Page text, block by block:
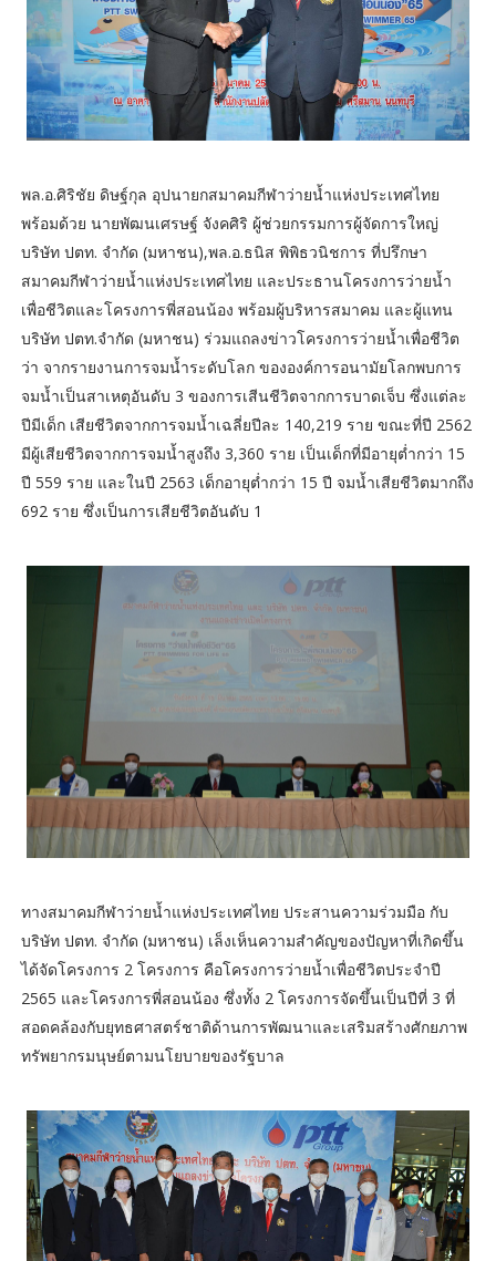
พล.อ.ศิริชัย ดิษฐ์กุล อุปนายกสมาคมกีฬาว่ายน้ำแห่งประเทศไทย
พร้อมด้วย นายพัฒนเศรษฐ์ จังคศิริ ผู้ช่วยกรรมการผู้จัดการใหญ่
บริษัท ปตท. จำกัด (มหาชน),พล.อ.ธนิส พิพิธวนิชการ ที่ปรึกษา
สมาคมกีฬาว่ายน้ำแห่งประเทศไทย และประธานโครงการว่ายน้ำ
เพื่อชีวิตและโครงการพี่สอนน้อง พร้อมผู้บริหารสมาคม และผู้แทน
บริษัท ปตท.จำกัด (มหาชน)​ ร่วมแถลงข่าวโครงการว่ายน้ำเพื่อชีวิต
ว่า จากรายงานการจมน้ำระดับโลก ขององค์การอนามัยโลกพบการ
จมน้ำเป็นสาเหตุอันดับ 3 ของการเสีนชีวิตจากการบาดเจ็บ ซึ่งแต่ละ
ปีมีเด็ก เสียชีวิตจากการจมน้ำเฉลี่ยปีละ 140,219 ราย ขณะที่ปี 2562
มีผู้เสียชีวิตจากการจมน้ำสูงถึง 3,360 ราย เป็นเด็กที่มีอายุต่ำกว่า 15
ปี 559 ราย และในปี 2563 เด็กอายุต่ำกว่า 15 ปี จมน้ำเสียชีวิตมากถึง
692 ราย ซึ่งเป็นการเสียชีวิตอันดับ 1
ทางสมาคมกีฬาว่ายน้ำแห่งประเทศไทย ประสานความร่วมมือ กับ
บริษัท ปตท. จำกัด (มหาชน)​ เล็งเห็นความสำคัญของปัญหาที่เกิดขึ้น
ได้จัดโครงการ 2 โครงการ คือโครงการว่ายน้ำเพื่อชีวิตประจำปี
2565 และโครงการพี่สอนน้อง ซึ่งทั้ง 2 โครงการจัดขึ้นเป็นปีที่ 3 ที่
สอดคล้องกับยุทธศาสตร์ชาติด้านการพัฒนาและเสริมสร้างศักยภาพ
ทรัพยากรมนุษย์ตามนโยบายของรัฐบาล